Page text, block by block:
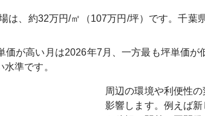
は、約32万円/㎡（107万円/坪）です。千葉
価が高い月は2026年7月 、一方最も坪単価が
水準です 。
周辺の環境や利便性
影響します。例えば